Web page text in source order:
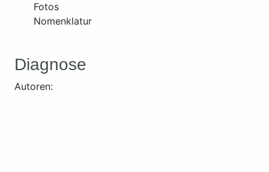
Fotos
Nomenklatur
Diagnose
Autoren: